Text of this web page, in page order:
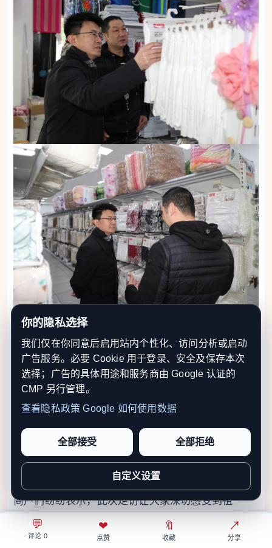
💬
评论 0
❤
点赞
🔖
收藏
↗
分享
商户们纷纷表示，此次走访让大家深切感受到祖
（籍）国的关心与支持，进一步增强了发展信心和凝
聚力。大家一致表示，将继续加强团结合作，依法诚
你的隐私选择
我们仅在你同意后启用站内个性化、访问分析或启动
广告服务。必要 Cookie 用于登录、安全及保存本次
选择；广告的具体用途和服务商由 Google 认证的
CMP 另行管理。
查看隐私政策 Google 如何使用数据
全部接受 全部拒绝
自定义设置
⌂
首页
◎
关注
↗
热榜
○
我的